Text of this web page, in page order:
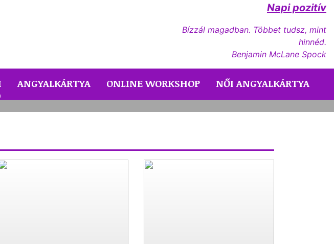
Napi pozitív
Bízzál magadban. Többet tudsz, mint
hinnéd.
Benjamin McLane Spock
ANGYALKÁRTYA ONLINE WORKSHOP NŐI ANGYALKÁRTYA
jó, amit tettél, most visszatér hozzád!
Next